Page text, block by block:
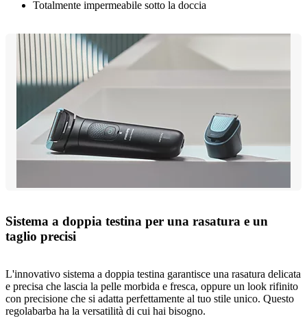
Totalmente impermeabile sotto la doccia
Sistema a doppia testina per una rasatura e un
taglio precisi
L'innovativo sistema a doppia testina garantisce una rasatura delicata
e precisa che lascia la pelle morbida e fresca, oppure un look rifinito
con precisione che si adatta perfettamente al tuo stile unico. Questo
regolabarba ha la versatilità di cui hai bisogno.